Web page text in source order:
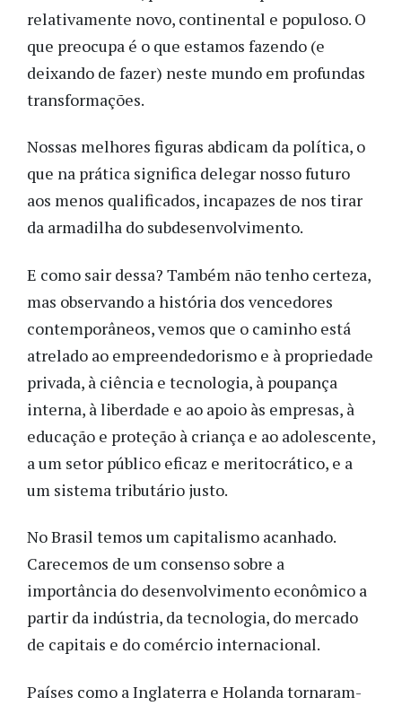
relativamente novo, continental e populoso. O
que preocupa é o que estamos fazendo (e
deixando de fazer) neste mundo em profundas
transformações.
Nossas melhores figuras abdicam da política, o
que na prática significa delegar nosso futuro
aos menos qualificados, incapazes de nos tirar
da armadilha do subdesenvolvimento.
E como sair dessa? Também não tenho certeza,
mas observando a história dos vencedores
contemporâneos, vemos que o caminho está
atrelado ao empreendedorismo e à propriedade
privada, à ciência e tecnologia, à poupança
interna, à liberdade e ao apoio às empresas, à
educação e proteção à criança e ao adolescente,
a um setor público eficaz e meritocrático, e a
um sistema tributário justo.
No Brasil temos um capitalismo acanhado.
Carecemos de um consenso sobre a
importância do desenvolvimento econômico a
partir da indústria, da tecnologia, do mercado
de capitais e do comércio internacional.
Países como a Inglaterra e Holanda tornaram-